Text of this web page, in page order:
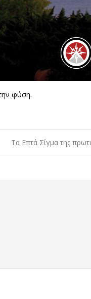
φύση.
Τα Επτά Σίγμα της